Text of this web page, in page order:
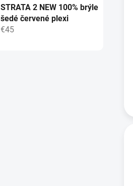
STRATA 2 NEW 100% brýle
šedé červené plexi
€45